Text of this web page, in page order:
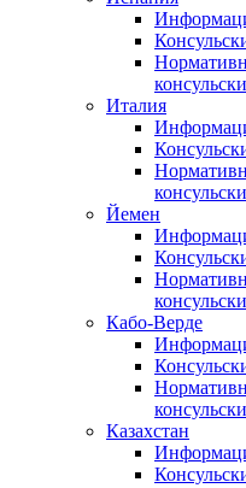
Италия
Йемен
Кабо-Верде
Казахстан